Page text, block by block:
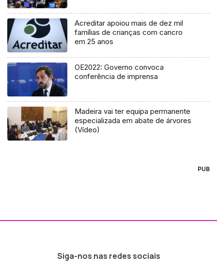
Acreditar apoiou mais de dez mil
famílias de crianças com cancro
em 25 anos
OE2022: Governo convoca
conferência de imprensa
Madeira vai ter equipa permanente
especializada em abate de árvores
(Vídeo)
PUB
Siga-nos nas redes sociais